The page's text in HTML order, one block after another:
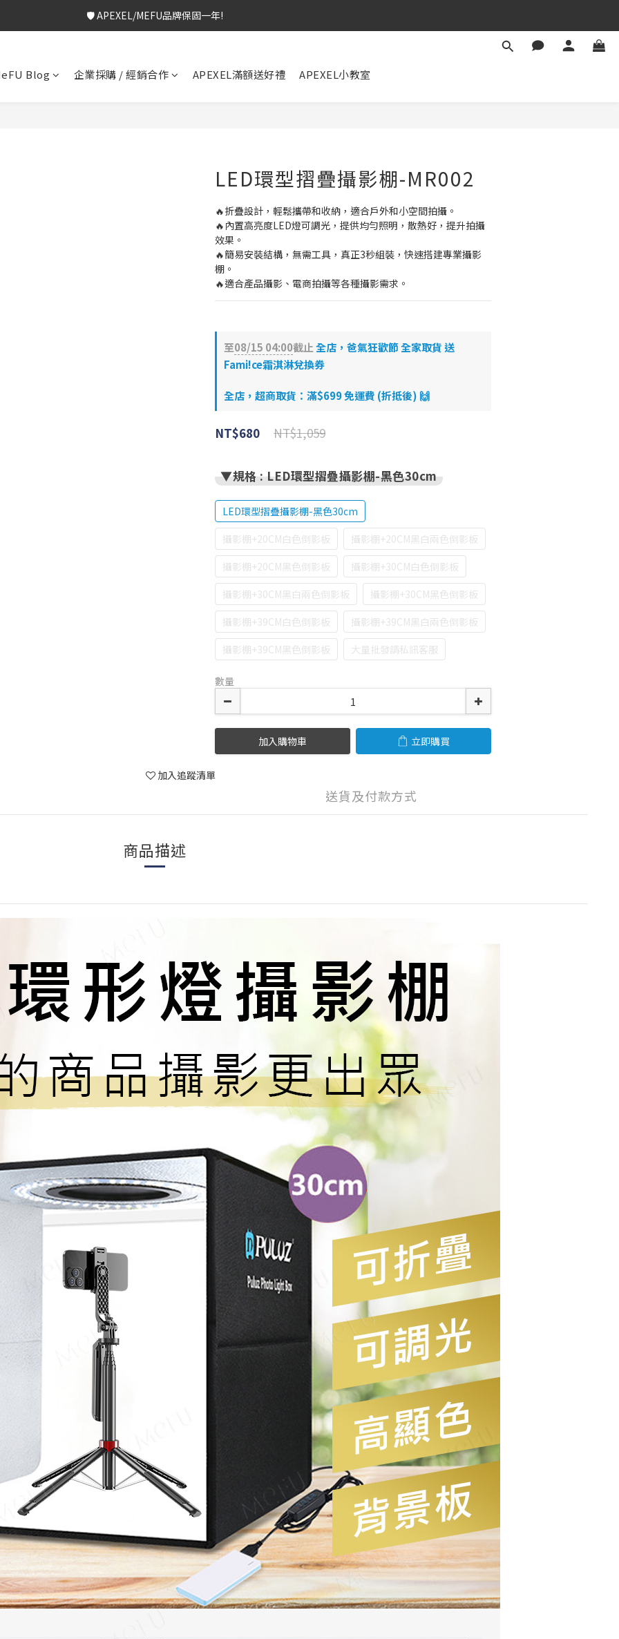
🎁 $699免運+3%回饋!
🛡️ APEXEL/MEFU品牌保固一年!
Blog 企業採購 / 經銷合作 APEXEL滿額送好禮 APEXEL小教室
LED環型摺疊攝影棚-MR002
🔥折疊設計，輕鬆攜帶和收納，適合戶外和小空間拍攝。
🔥內置高亮度LED燈可調光，提供均勻照明，散熱好，提升拍攝
效果。
🔥簡易安裝結構，無需工具，真正3秒組裝，快速搭建專業攝影
棚。
🔥適合產品攝影、電商拍攝等各種攝影需求。
至08/15 04:00截止全店，爸氣狂歡節 全家取貨 送
Fami!ce霜淇淋兌換券
全店，超商取貨：滿$699 免運費 (折抵後) 🙌
NT$1,059
NT$680
▼規格: LED環型摺疊攝影棚-黑色30cm
LED環型摺疊攝影棚-黑色30cm
攝影棚+20CM白色倒影板
攝影棚+20CM黑白兩色倒影板
攝影棚+20CM黑色倒影板
攝影棚+30CM白色倒影板
攝影棚+30CM黑白兩色倒影板
攝影棚+30CM黑色倒影板
攝影棚+39CM白色倒影板
攝影棚+39CM黑白兩色倒影板
攝影棚+39CM黑色倒影板
大量批發請私訊客服
數量
加入購物車 立即購買
加入追蹤清單
送貨及付款方式
商品描述
💬 加Line 享$30折扣!
立即加好友
✅ APEXEL商品享15天鑑賞期!
立即逛逛